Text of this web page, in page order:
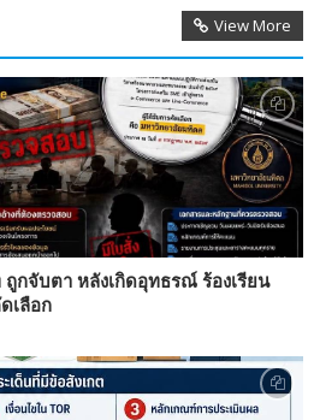
View More
ถูกจับตา หลังเกิดอุทธรณ์ ร้องเรียน
เลือก